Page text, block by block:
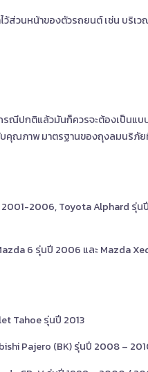
ส่วนหน้าของตัวรถยนต์ เช่น บริเ
รณีปกติแล้วมันก็ควรจะต้องเป็นแ
ณภาพ มาตรฐานของถุงลมนริภัย
2006, Toyota Alphard รุ่น
6 รุ่นปี 2006 และ Mazda
Tahoe รุ่นปี 2013
Pajero (BK) รุ่นปี 2008 –